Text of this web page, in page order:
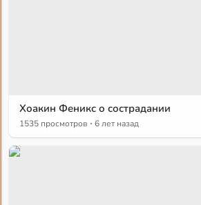
Хоакин Феникс о сострадании
1535 просмотров · 6 лет назад